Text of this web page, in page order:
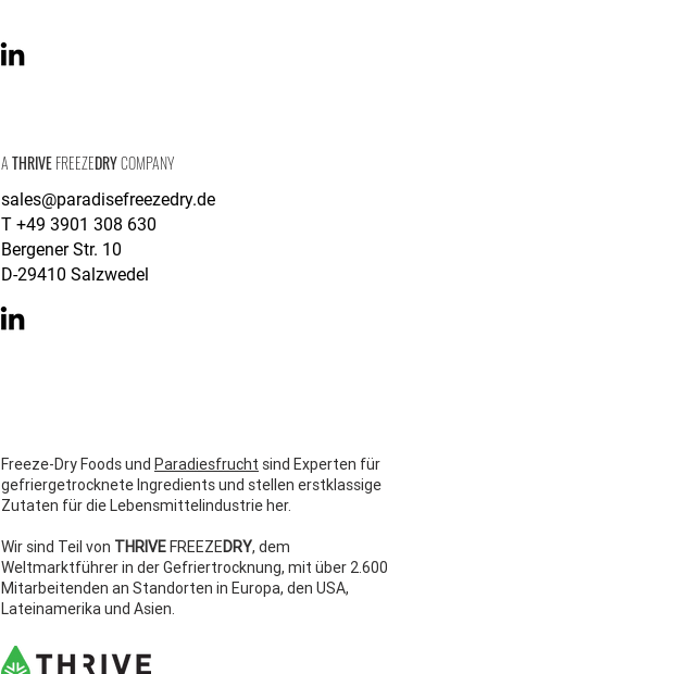
ATHRIVEFREEZEDRYCOMPANY
sales@paradisefreezedry.de
T +49 3901 308 630
Bergener Str. 10
D-29410 Salzwedel
Freeze-Dry Foods und Paradiesfrucht sind Experten für
gefriergetrocknete Ingredients und stellen erstklassige
Zutaten für die Lebensmittelindustrie her.
Wir sind Teil von THRIVEFREEZEDRY, dem
Weltmarktführer in der Gefriertrocknung, mit über 2.600
Mitarbeitenden an Standorten in Europa, den USA,
Lateinamerika und Asien.